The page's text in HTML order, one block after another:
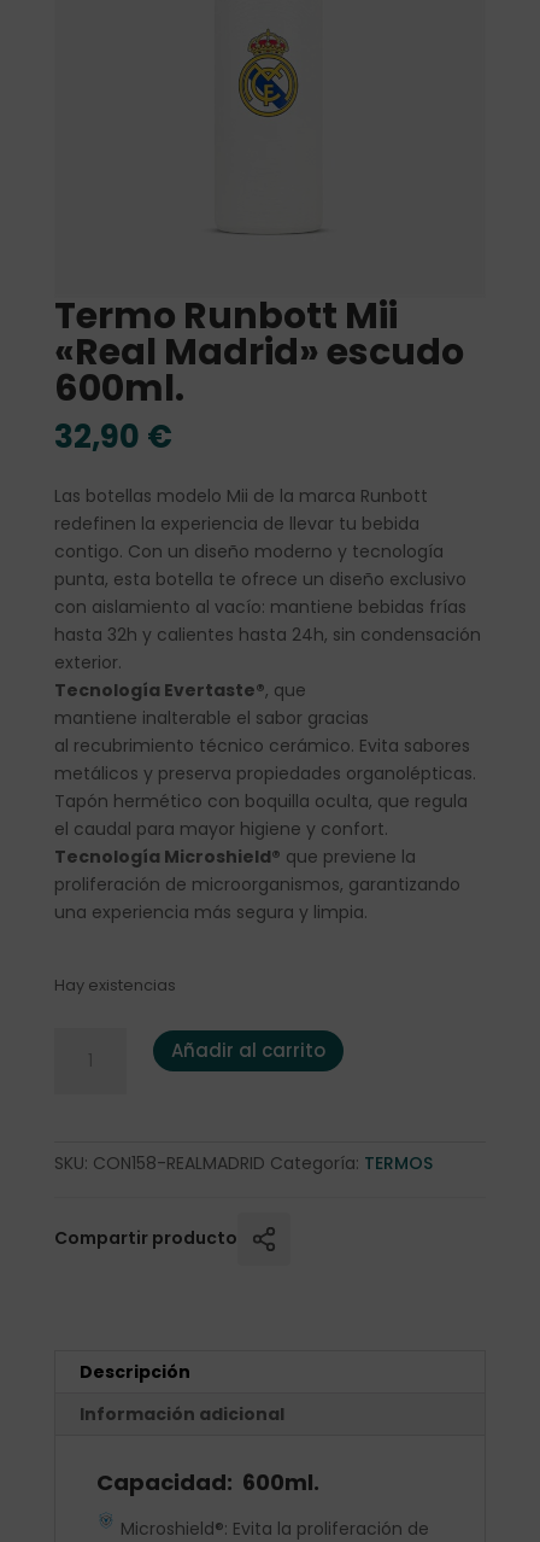
Termo Runbott Mii
«Real Madrid» escudo
600ml.
32,90 €
Las botellas modelo Mii de la marca Runbott
redefinen la experiencia de llevar tu bebida
contigo. Con un diseño moderno y tecnología
punta, esta botella te ofrece un diseño exclusivo
con aislamiento al vacío: mantiene bebidas frías
hasta 32h y calientes hasta 24h, sin condensación
exterior.
Tecnología Evertaste®, que
mantiene inalterable el sabor gracias
al recubrimiento técnico cerámico. Evita sabores
metálicos y preserva propiedades organolépticas.
Tapón hermético con boquilla oculta, que regula
el caudal para mayor higiene y confort.
Tecnología Microshield® que previene la
proliferación de microorganismos, garantizando
una experiencia más segura y limpia.
Hay existencias
Termo Runbott Mii "Real Madrid" escudo 600ml. cantidad
Añadir al carrito
SKU: CON158-REALMADRID Categoría: TERMOS
Compartir producto
Descripción
Información adicional
Capacidad: 600ml.
Microshield®: Evita la proliferación de